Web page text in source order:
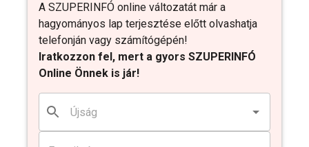
A SZUPERINFÓ online változatát már a
hagyományos lap terjesztése előtt olvashatja
telefonján vagy számítógépén!
Iratkozzon fel, mert a gyors SZUPERINFÓ
Online Önnek is jár!